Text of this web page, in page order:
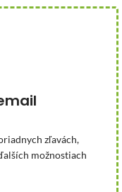
zľavách,
možnostiach